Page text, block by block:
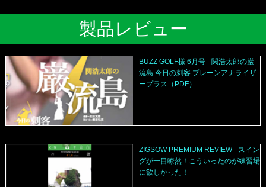
製品レビュー
BUZZ GOLF様 6月号 - 関浩太郎の巌
流島 今日の刺客 プレーンアナライザ
ープラス（PDF）
ZIGSOW PREMIUM REVIEW - スイン
グが一目瞭然！こういったのが練習場
に欲しかった！